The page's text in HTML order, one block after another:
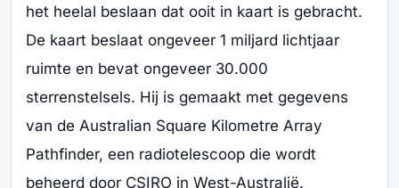
het heelal beslaan dat ooit in kaart is gebracht.
De kaart beslaat ongeveer 1 miljard lichtjaar
ruimte en bevat ongeveer 30.000
sterrenstelsels. Hij is gemaakt met gegevens
van de Australian Square Kilometre Array
Pathfinder, een radiotelescoop die wordt
beheerd door CSIRO in West-Australië.